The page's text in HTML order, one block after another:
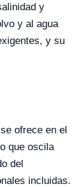
y
y al agua
y su
ofrece en el
que oscila
del
incluidas.